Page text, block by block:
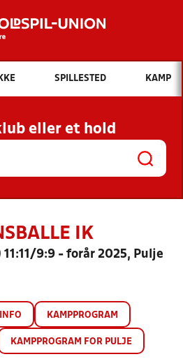
Hvad vil du søge efter?
INDHOLD OG NYHEDER
KLUBBER OG
HOLD
SPILLESTED KAMP
eller et hold
IK
11:11/9:9 - forår 2025, Pulje
INFO KAMPPROGRAM
KAMPPROGRAM FOR PULJE